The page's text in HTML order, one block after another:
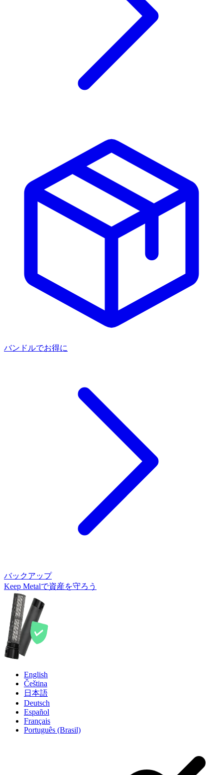
バンドルでお得に
バックアップ
Keep Metalで資産を守ろう
English
Čeština
日本語
Deutsch
Español
Français
Português (Brasil)